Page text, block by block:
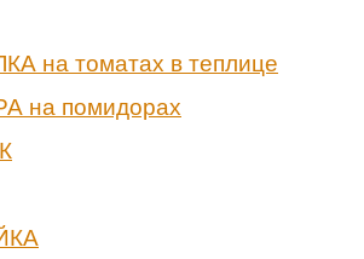
на томатах в теплице
на помидорах